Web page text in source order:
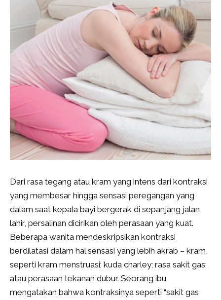
Dari rasa tegang atau kram yang intens dari kontraksi
yang membesar hingga sensasi peregangan yang
dalam saat kepala bayi bergerak di sepanjang jalan
lahir, persalinan dicirikan oleh perasaan yang kuat.
Beberapa wanita mendeskripsikan kontraksi
berdilatasi dalam hal sensasi yang lebih akrab – kram,
seperti kram menstruasi; kuda charley; rasa sakit gas;
atau perasaan tekanan dubur. Seorang ibu
mengatakan bahwa kontraksinya seperti “sakit gas